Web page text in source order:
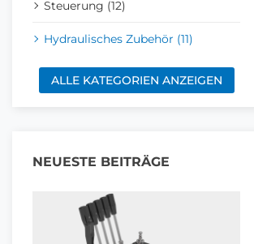
Steuerung (12)
Hydraulisches Zubehör (11)
ALLE KATEGORIEN ANZEIGEN
NEUESTE BEITRÄGE